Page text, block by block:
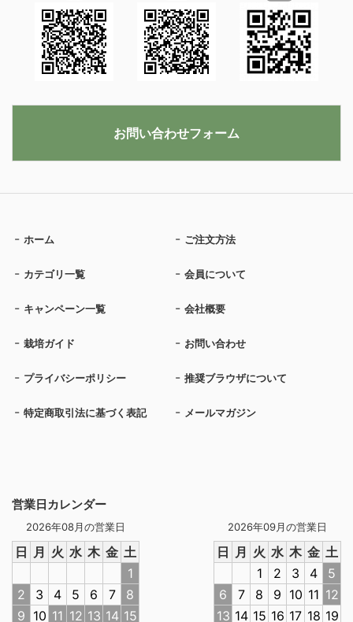
営業日カレンダー
2026年08月の営業日
日 月 火 水 木 金 土
1
2
3 4 5 6 7
8
9 10 11 12 13 14 15
2026年09月の営業日
日 月 火 水 木 金 土
1
2 3 4
5
6
7 8 9 10 11 12
13 14 15 16 17 18 19
ホーム ご注文方法
カテゴリ一覧 会員について
キャンペーン一覧 会社概要
栽培ガイド お問い合わせ
プライバシーポリシー 推奨ブラウザについて
特定商取引法に基づく表記 メールマガジン
お問い合わせフォーム